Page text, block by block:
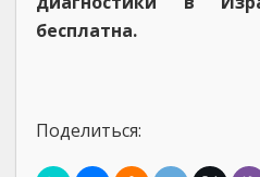
бесплатна.
Поделиться: